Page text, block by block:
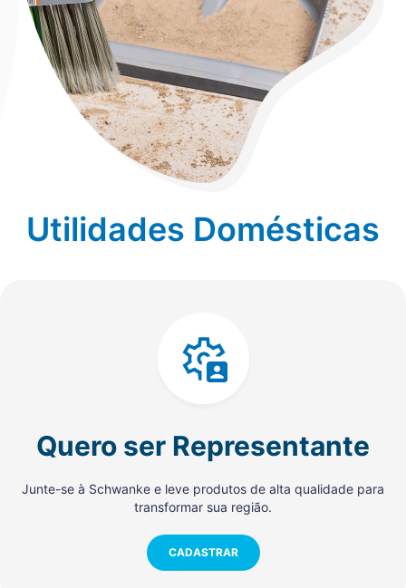
Utilidades Domésticas
Quero ser Representante
Junte-se à Schwanke e leve produtos de alta qualidade para
transformar sua região.
CADASTRAR